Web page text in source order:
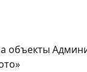
объекты